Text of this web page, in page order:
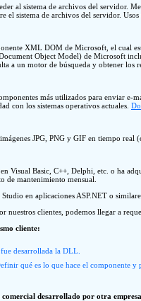
al sistema de archivos del servidor.
el sistema de archivos del servidor.
XML DOM de Microsoft, el cual
Object Model) de Microsoft
a un motor de búsqueda y obtener los
más utilizados para enviar
con los sistemas operativos actuales.
JPG, PNG y GIF en tiempo
Visual Basic, C++, Delphi, etc. o ha
de mantenimiento mensual.
en aplicaciones ASP.NET o
nuestros clientes, podemos llegar a
cliente:
desarrollada la DLL.
qué es lo que hace el componente y
desarrollado por otra